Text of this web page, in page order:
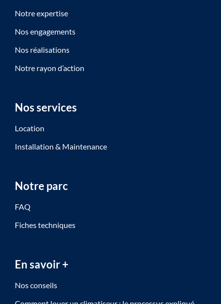
Notre expertise
Nos engagements
Nos réalisations
Notre rayon d’action
Nos services
Location
Installation & Maintenance
Notre parc
FAQ
Fiches techniques
En savoir +
Nos conseils